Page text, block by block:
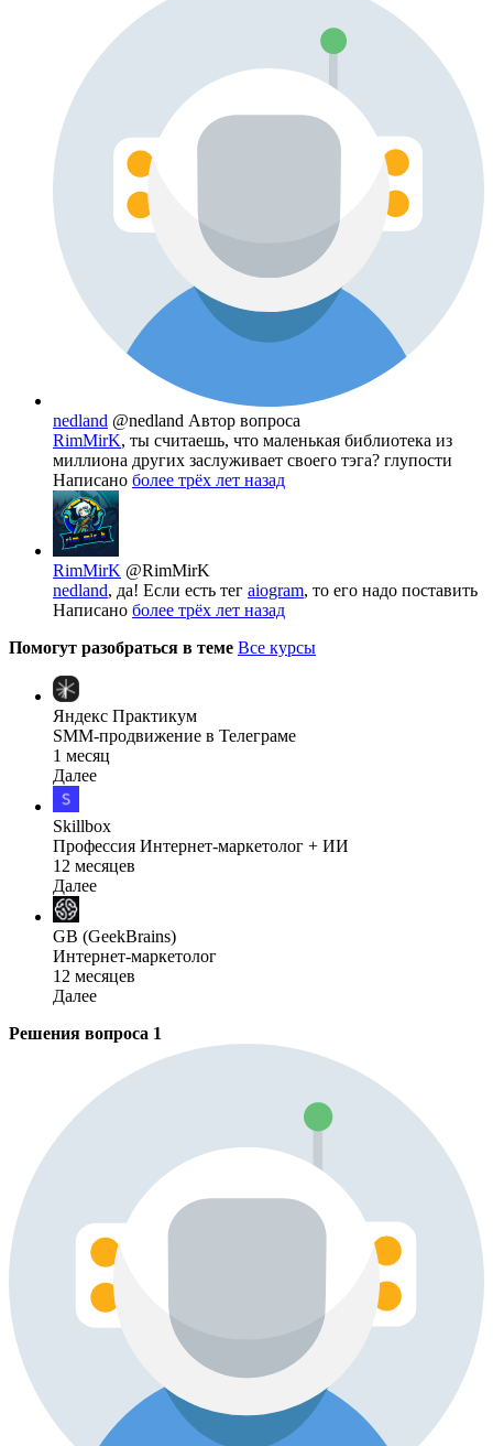
nedland @nedland Автор вопроса
RimMirK, ты считаешь, что маленькая библиотека из
миллиона других заслуживает своего тэга? глупости
Написано более трёх лет назад
RimMirK @RimMirK
nedland, да! Если есть тег aiogram, то его надо поставить
Написано более трёх лет назад
Помогут разобраться в теме Все курсы
Яндекс Практикум
SMM-продвижение в Телеграме
1 месяц
Далее
Skillbox
Профессия Интернет-маркетолог + ИИ
12 месяцев
Далее
GB (GeekBrains)
Интернет-маркетолог
12 месяцев
Далее
Решения вопроса 1